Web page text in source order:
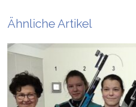
Ähnliche Artikel